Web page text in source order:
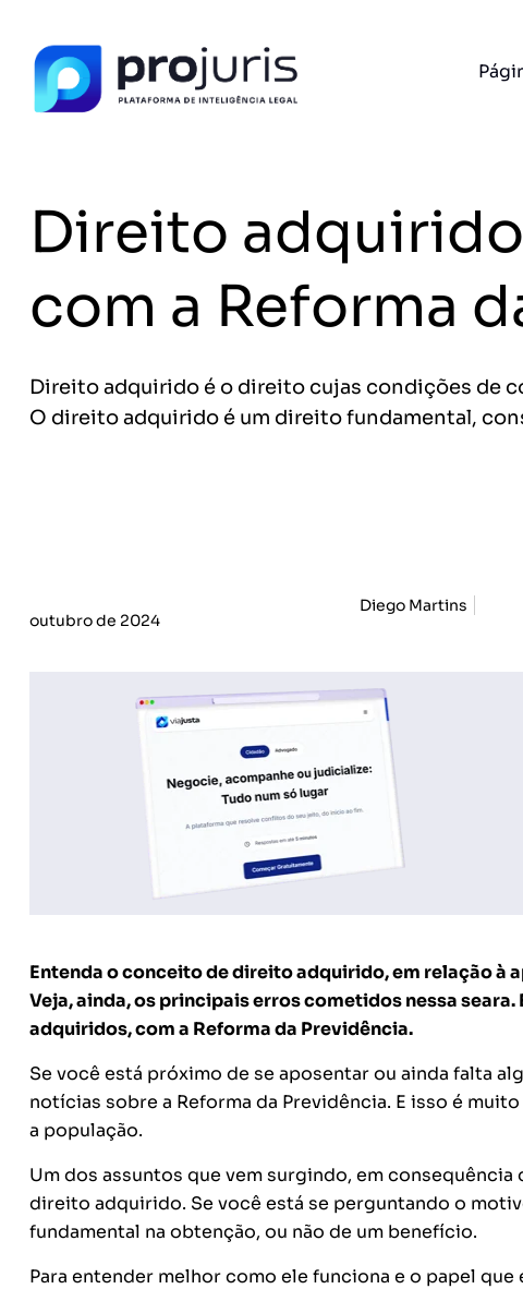
Direito
com a Reforma
Direito adquirido é o direito cujas condições de
O direito adquirido é um direito fundamental,
Diego Martins
outubro de 2024
Entenda o conceito de direito adquirido, em relação
Veja, ainda, os principais erros cometidos nessa
adquiridos, com a Reforma da Previdência.
Se você está próximo de se aposentar ou ainda falta
notícias sobre a Reforma da Previdência. E isso é
a população.
Um dos assuntos que vem surgindo, em consequência
direito adquirido. Se você está se perguntando o
fundamental na obtenção, ou não de um benefício.
Para entender melhor como ele funciona e o papel que
Petições, cálculo de honorários e ROI do seu
com IA e 100% gratuito.
Gerador de Petição